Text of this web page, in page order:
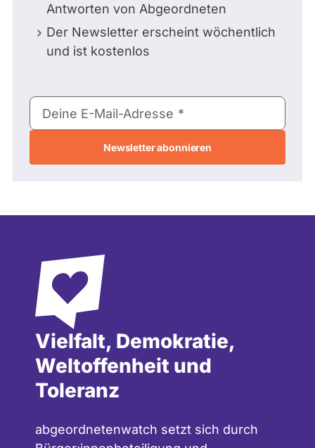
Antworten von Abgeordneten
Der Newsletter erscheint wöchentlich
und ist kostenlos
E-
Mail-
Deine E-Mail-Adresse
Vielfalt, Demokratie,
Weltoffenheit und
Toleranz
abgeordnetenwatch setzt sich durch